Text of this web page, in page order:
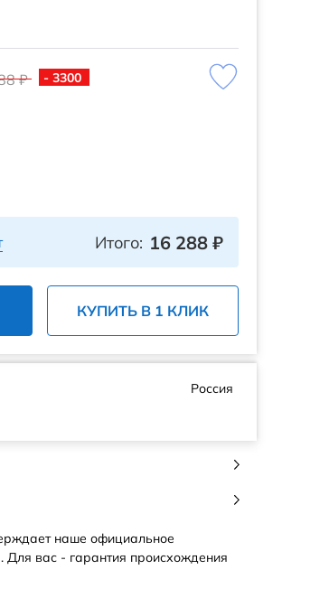
₽
- 3300
Итого: 16 288 ₽
КУПИТЬ В 1 КЛИК
Россия
наше официальное
Для вас - гарантия происхождения